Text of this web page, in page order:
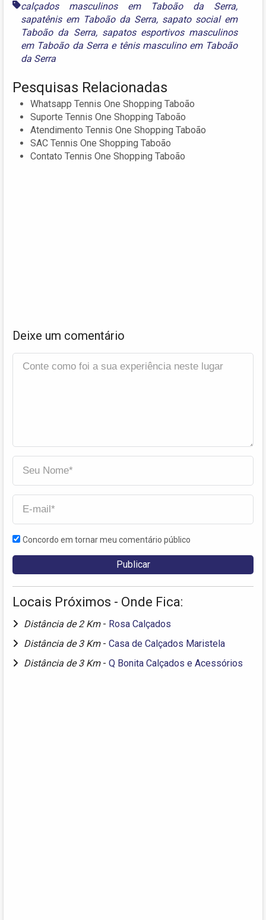
calçados masculinos em Taboão da Serra,
sapatênis em Taboão da Serra, sapato social em
Taboão da Serra, sapatos esportivos masculinos
em Taboão da Serrae tênis masculino em Taboão
da Serra
Pesquisas Relacionadas
Whatsapp Tennis One Shopping Taboão
Suporte Tennis One Shopping Taboão
Atendimento Tennis One Shopping Taboão
SAC Tennis One Shopping Taboão
Contato Tennis One Shopping Taboão
Deixe um comentário
Concordo em tornar meu comentário público
Locais Próximos - Onde Fica:
Distância de 2 Km - Rosa Calçados
Distância de 3 Km - Casa de Calçados Maristela
Distância de 3 Km - Q Bonita Calçados e Acessórios